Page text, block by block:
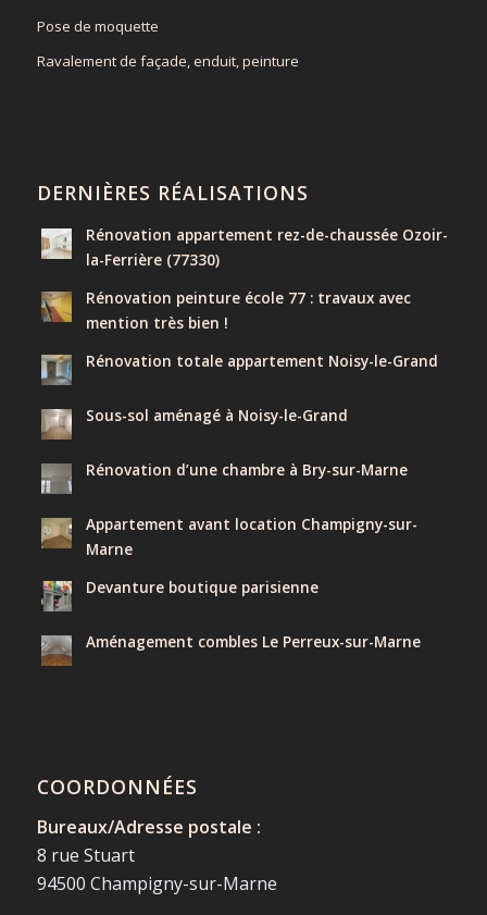
Pose de moquette
Ravalement de façade, enduit, peinture
DERNIÈRES RÉALISATIONS
Rénovation appartement rez-de-chaussée Ozoir-
la-Ferrière (77330)
Rénovation peinture école 77 : travaux avec
mention très bien !
Rénovation totale appartement Noisy-le-Grand
Sous-sol aménagé à Noisy-le-Grand
Rénovation d’une chambre à Bry-sur-Marne
Appartement avant location Champigny-sur-
Marne
Devanture boutique parisienne
Aménagement combles Le Perreux-sur-Marne
COORDONNÉES
Bureaux/Adresse postale :
8 rue Stuart
94500 Champigny-sur-Marne